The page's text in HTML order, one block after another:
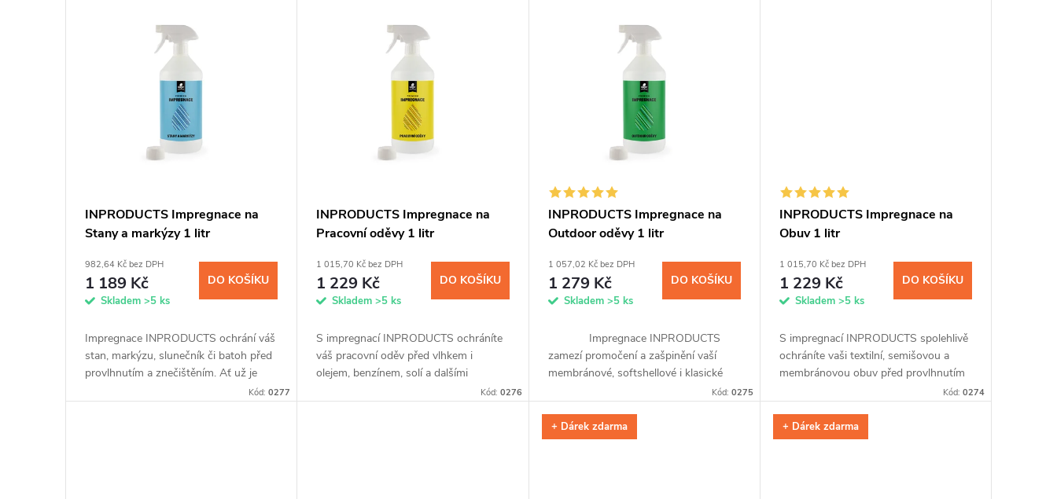
k
INPRODUCTS Impregnace na
Stany a markýzy 1 litr
982,64 Kč bez DPH
1 189 Kč
Skladem >5 ks
DO KOŠÍKU
Impregnace INPRODUCTS ochrání váš
stan, markýzu, slunečník či batoh před
provlhnutím a znečištěním. Ať už je
materiál z membrány, přírodní kůžeKód:0277
INPRODUCTS Impregnace na
Pracovní oděvy 1 litr
1 015,70 Kč bez DPH
1 229 Kč
Skladem>5 ks
DO KOŠÍKU
S impregnací INPRODUCTS ochráníte
váš pracovní oděv před vlhkem i
olejem, benzínem, solí a dalšími
chemickými látkami až na tři měsíce.
Kód: 0276
INPRODUCTS Impregnace na
Outdoor oděvy 1 litr
1 057,02 Kč bez DPH
1 279 Kč
Skladem >5 ks
DO KOŠÍKU
Impregnace INPRODUCTS
zamezí promočení a zašpinění vaší
membránové, softshellové i klasické
bundy a kalhot, čepice nebo rukavic.
Kód: 0275
INPRODUCTS Impregnace na
Obuv 1 litr
1 015,70 Kč bez DPH
1 229 Kč
Skladem >5 ks
DO KOŠÍKU
S impregnací INPRODUCTS spolehlivě
ochráníte vaši textilní, semišovou a
membránovou obuv před provlhnutím
a znečištěním. Křemíková vrstva zKód: 0274
+ Dárek zdarma + Dárek zdarma